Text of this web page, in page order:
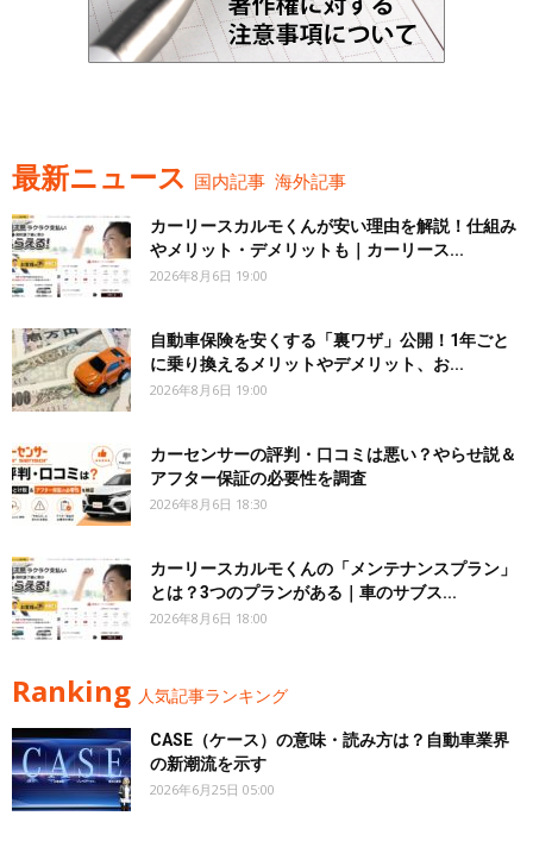
最新ニュース 国内記事 海外記事
カーリースカルモくんが安い理由を解説！仕組み
やメリット・デメリットも｜カーリース...
2026年8月6日 19:00
自動車保険を安くする「裏ワザ」公開！1年ごと
に乗り換えるメリットやデメリット、お...
2026年8月6日 19:00
カーセンサーの評判・口コミは悪い？やらせ説＆
アフター保証の必要性を調査
2026年8月6日 18:30
カーリースカルモくんの「メンテナンスプラン」
とは？3つのプランがある｜車のサブス...
2026年8月6日 18:00
Ranking 人気記事ランキング
CASE（ケース）の意味・読み方は？自動車業界
の新潮流を示す
2026年6月25日 05:00